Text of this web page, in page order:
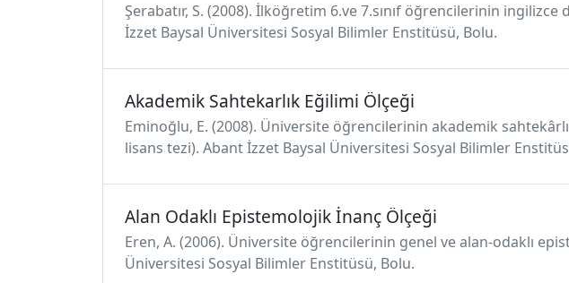
Şerabatır, S. (2008). İlköğretim 6.ve 7.sınıf öğrencilerinin
İzzet Baysal Üniversitesi Sosyal Bilimler Enstitüsü, Bolu.
Akademik Sahtekarlık Eğilimi Ölçeği
Eminoğlu, E. (2008). Üniversite öğrencilerinin akademik
lisans tezi). Abant İzzet Baysal Üniversitesi Sosyal Bilimler
Alan Odaklı Epistemolojik İnanç Ölçeği
Eren, A. (2006). Üniversite öğrencilerinin genel ve alan-odaklı
Üniversitesi Sosyal Bilimler Enstitüsü, Bolu.